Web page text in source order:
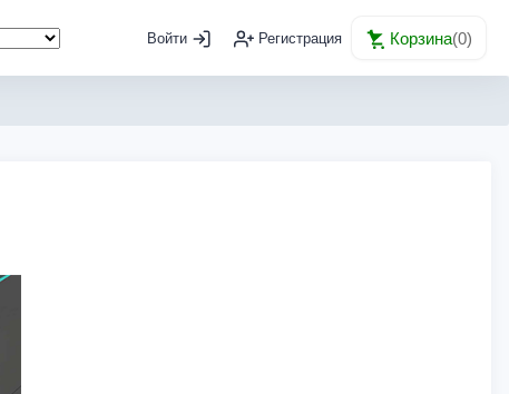
Войти Регистрация Корзина(0)